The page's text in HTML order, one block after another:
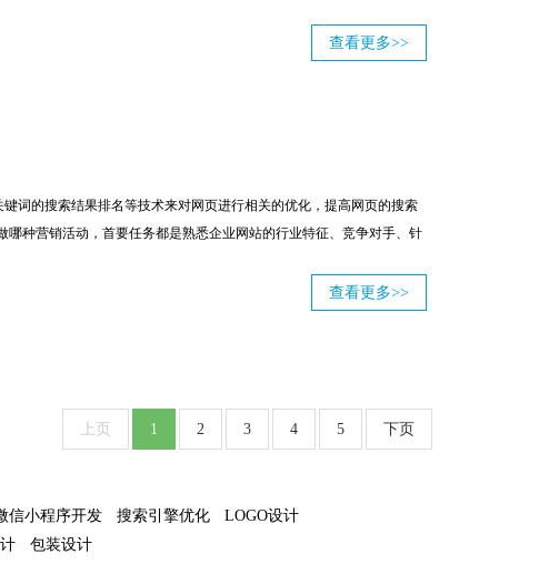
查看更多>>
词的搜索结果排名等技术来对网页进行相关的优化，提高网页的搜索
种营销活动，首要任务都是熟悉企业网站的行业特征、竞争对手、针
查看更多>>
上页 1 2 3 4 5 下页
信小程序开发 搜索引擎优化
LOGO设计
包装设计